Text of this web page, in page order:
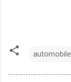
automobile